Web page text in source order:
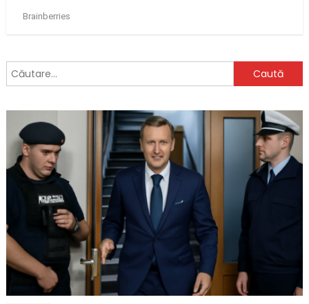
Caută
după: